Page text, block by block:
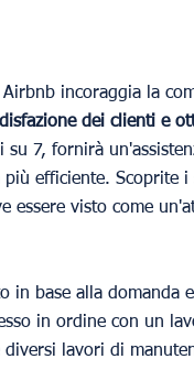
incoraggia la
dei clienti e
7, fornirà
più efficiente. Scoprite
essere visto come
in base alla domanda
in ordine con un
lavori di